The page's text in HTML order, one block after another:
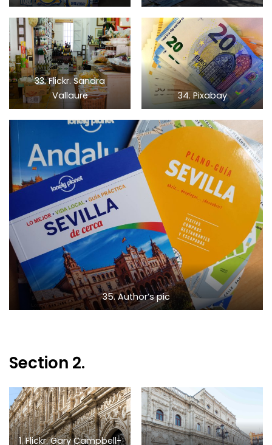
33. Flickr. Sandra
Vallaure
34. Pixabay
35. Author’s pic
Section 2.
1. Flickr. Gary Campbell-